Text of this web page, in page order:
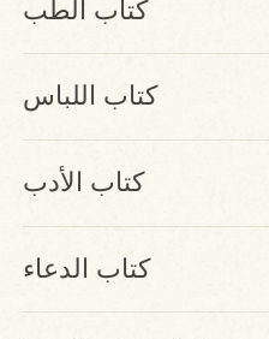
كتاب الطب
كتاب اللباس
كتاب الأدب
كتاب الدعاء